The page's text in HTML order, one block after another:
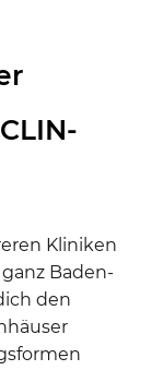
Kliniken
Baden-
den